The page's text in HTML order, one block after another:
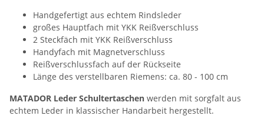
Handgefertigt aus echtem Rindsleder
großes Hauptfach mit YKK Reißverschluss
2 Steckfäch mit YKK Reißverschluss
Handyfach mit Magnetverschluss
Reißverschlussfach auf der Rückseite
Länge des verstellbaren Riemens: ca. 80 - 100 cm
MATADOR Leder Schultertaschen werden mit sorgfalt aus
echtem Leder in klassischer Handarbeit hergestellt.